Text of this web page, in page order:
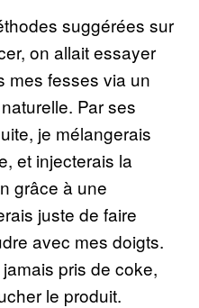
suggérées sur
on allait essayer
mes fesses via un
Par ses
je mélangerais
et injecterais la
grâce à une
juste de faire
avec mes doigts.
pris de coke,
le produit.